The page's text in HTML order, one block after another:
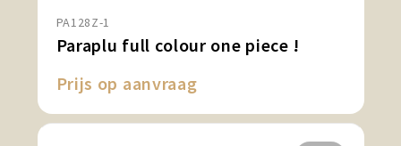
PA128Z-1
Paraplu full colour one piece !
Prijs op aanvraag